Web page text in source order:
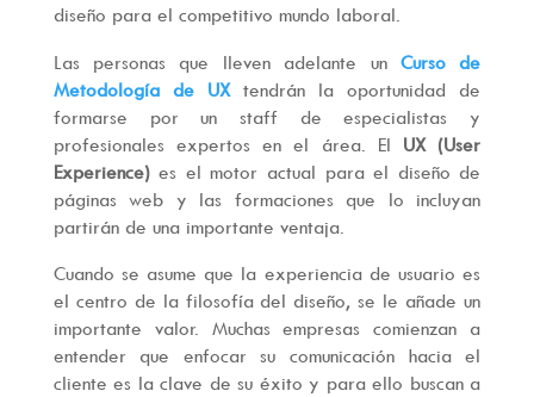
diseño para el competitivo mundo laboral.
Las personas que lleven adelante un Curso de
Metodología de UXtendrán la oportunidad de
formarse por un staff de especialistas y
profesionales expertos en el área. El UX (User
Experience)es el motor actual para el diseño de
páginas web y las formaciones que lo incluyan
partirán de una importante ventaja.
Cuando se asume que la experiencia de usuario es
el centro de la filosofía del diseño, se le añade un
importante valor. Muchas empresas comienzan a
entender que enfocar su comunicación hacia el
cliente es la clave de su éxito y para ello buscan a